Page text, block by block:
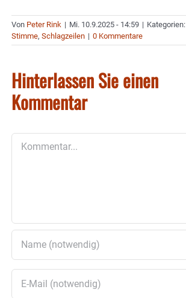
Von Peter Rink | Mi. 10.9.2025 - 14:59 | Kategorien:
Stimme, Schlagzeilen | 0 Kommentare
Hinterlassen Sie einen
Kommentar